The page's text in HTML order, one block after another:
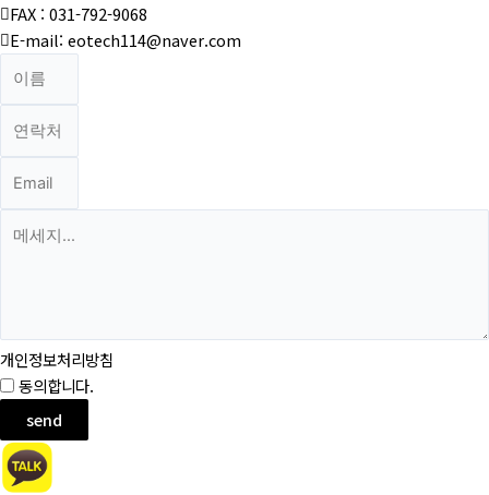
FAX : 031-792-9068
E-mail: eotech114@naver.com
개인정보처리방침
동의합니다.
send